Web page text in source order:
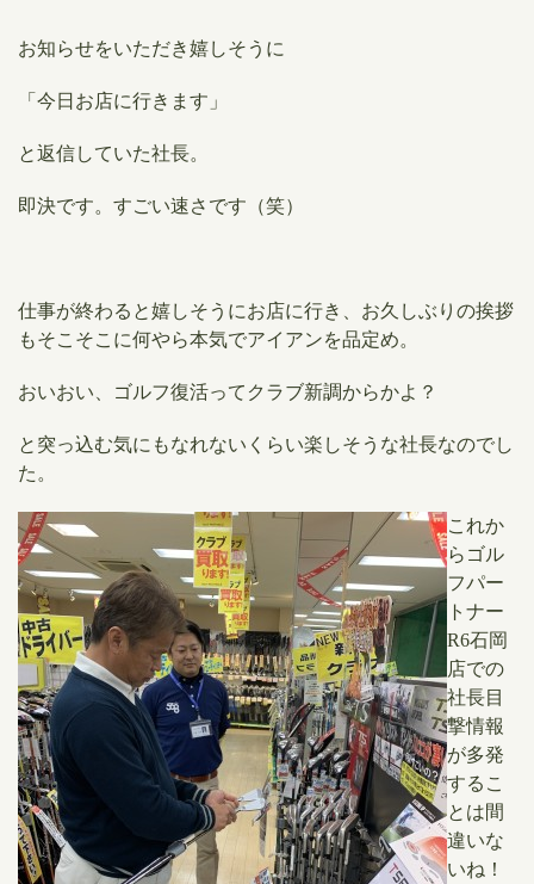
お知らせをいただき嬉しそうに
「今日お店に行きます」
と返信していた社長。
即決です。すごい速さです（笑）
仕事が終わると嬉しそうにお店に行き、お久しぶりの挨拶
もそこそこに何やら本気でアイアンを品定め。
おいおい、ゴルフ復活ってクラブ新調からかよ？
と突っ込む気にもなれないくらい楽しそうな社長なのでし
た。
​これか
らゴル
フパー
トナー
R6石岡
店での
社長目
撃情報
が多発
するこ
とは間
違いな
いね！